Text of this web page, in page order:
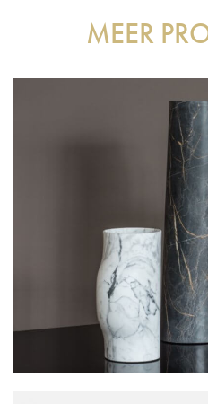
MEER